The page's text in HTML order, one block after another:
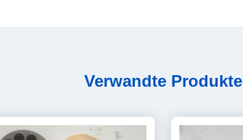
Verwandte Produkte